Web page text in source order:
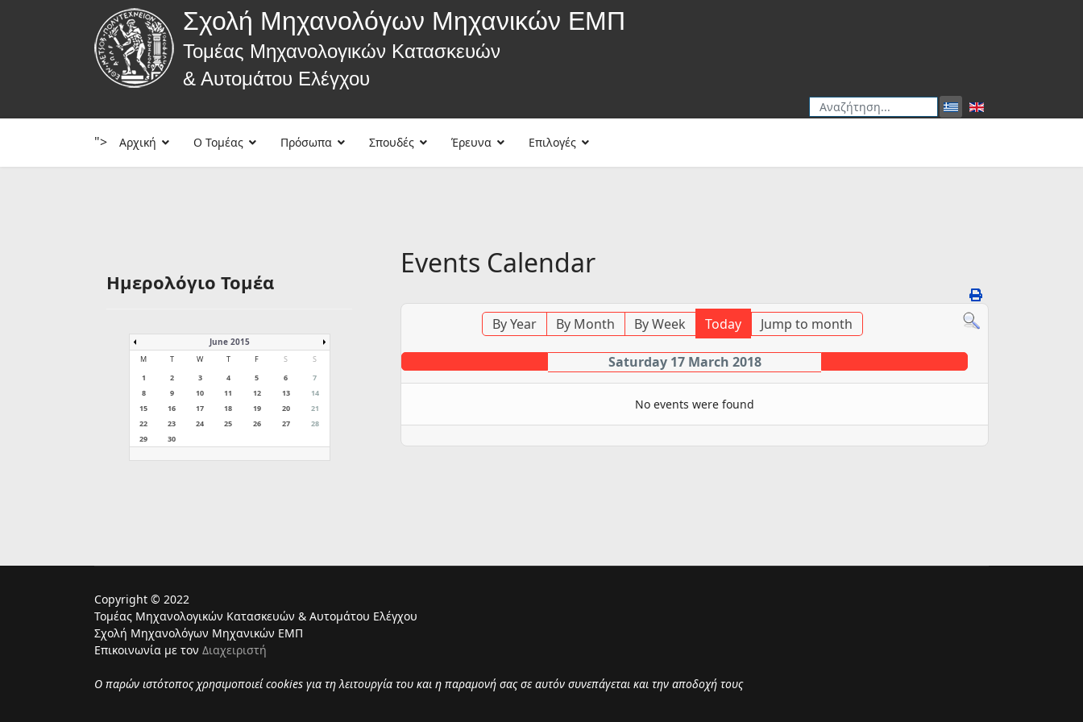
Σχολή Μηχανολόγων Μηχανικών ΕΜΠ
Τομέας Μηχανολογικών Κατασκευών
& Αυτομάτου Ελέγχου
Αναζήτηση
">
Αρχική Ο Τομέας Πρόσωπα Σπουδές Έρευνα Επιλογές
Ημερολόγιο Τομέα
June 2015
M T W T F S
S
1
2 3 4 5 6
7
8
9 10 11 12 13
14
15
16 17 18 19 20
21
22
23 24 25 26 27
28
29
30
Events Calendar
By Year By Month By Week Today Jump to month
Saturday 17 March 2018
No events were found
Copyright © 2022
Τομέας Μηχανολογικών Κατασκευών & Αυτομάτου Ελέγχου
Σχολή Μηχανολόγων Μηχανικών ΕΜΠ
Επικοινωνία με τον Διαχειριστή
Ο παρών ιστότοπος χρησιμoποιεί cookies για τη λειτουργία του και η παραμονή σας σε αυτόν συνεπάγεται και την αποδοχή τους